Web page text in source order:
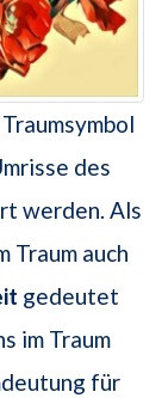
des
werden. Als
Traum auch
gedeutet
im Traum
für